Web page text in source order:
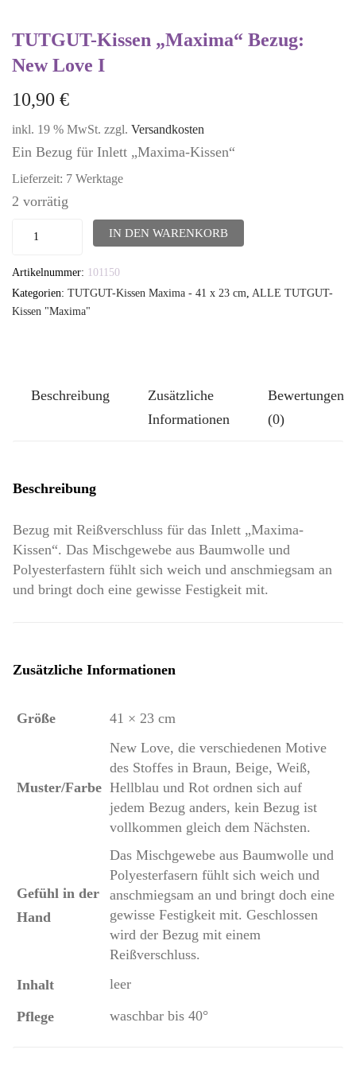
TUTGUT-Kissen „Maxima“ Bezug:
New Love I
10,90 €
inkl. 19 % MwSt. zzgl. Versandkosten
Ein Bezug für Inlett „Maxima-Kissen“
Lieferzeit: 7 Werktage
2 vorrätig
TUTGUT-
"Maxima"
Bezug:
Menge
IN DEN WARENKORB
Artikelnummer: 101150
Kategorien: TUTGUT-Kissen Maxima - 41 x 23 cm ALLE TUTGUT-
Kissen "Maxima"
Beschreibung
Zusätzliche
Informationen
Bewertungen
(0)
Beschreibung
Bezug mit Reißverschluss für das Inlett „Maxima-
Kissen“. Das Mischgewebe aus Baumwolle und
Polyesterfastern fühlt sich weich und anschmiegsam an
und bringt doch eine gewisse Festigkeit mit.
Zusätzliche Informationen
Größe 41 × 23 cm
Muster/Farbe
New Love, die verschiedenen Motive
des Stoffes in Braun, Beige, Weiß,
Hellblau und Rot ordnen sich auf
jedem Bezug anders, kein Bezug ist
vollkommen gleich dem Nächsten.
Gefühl in der
Hand
Das Mischgewebe aus Baumwolle und
Polyesterfasern fühlt sich weich und
anschmiegsam an und bringt doch eine
gewisse Festigkeit mit. Geschlossen
wird der Bezug mit einem
Reißverschluss.
Inhalt
leer
Pflege waschbar bis 40°